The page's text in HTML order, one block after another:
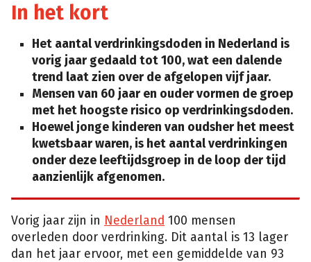
In het kort
Het aantal verdrinkingsdoden in Nederland is
vorig jaar gedaald tot 100, wat een dalende
trend laat zien over de afgelopen vijf jaar.
Mensen van 60 jaar en ouder vormen de groep
met het hoogste risico op verdrinkingsdoden.
Hoewel jonge kinderen van oudsher het meest
kwetsbaar waren, is het aantal verdrinkingen
onder deze leeftijdsgroep in de loop der tijd
aanzienlijk afgenomen.
Vorig jaar zijn in Nederland 100 mensen
overleden door verdrinking. Dit aantal is 13 lager
dan het jaar ervoor, met een gemiddelde van 93